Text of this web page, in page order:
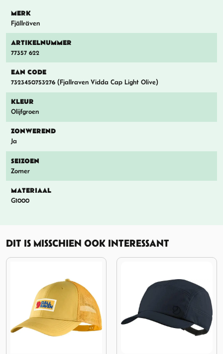
MERK
Fjällräven
ARTIKELNUMMER
77357 622
EAN CODE
7323450753276 (Fjallraven Vidda Cap Light Olive)
KLEUR
Olijfgroen
ZONWEREND
Ja
SEIZOEN
Zomer
MATERIAAL
G1000
DIT IS MISSCHIEN OOK INTERESSANT